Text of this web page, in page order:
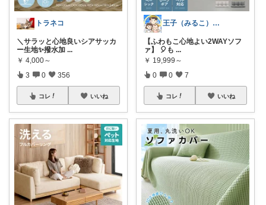
トラネコ
＼サラッと心地良いシアサッカ
ー生地✨撥水加 ...
￥ 4,000～
3 0 356
コレ いいね
王子（みるこ）👑便利グッズ×QOL向上
【ふわもこ心地よい2WAYソフ
ァ】 🎈も ...
￥ 19,999～
0 0 7
コレ いいね